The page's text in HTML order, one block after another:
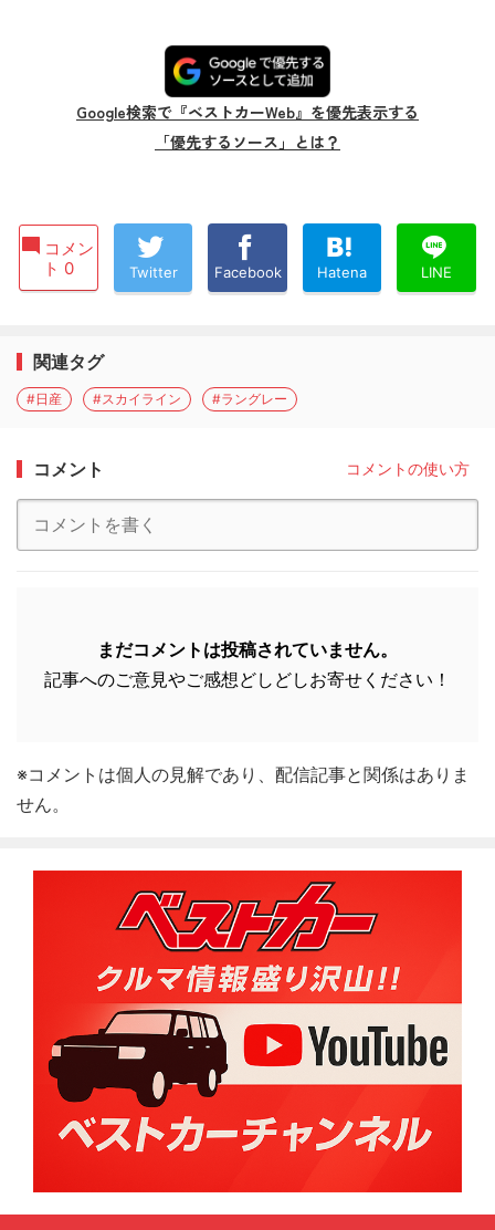
Google検索で『ベストカーWeb』を優先表示する
「優先するソース」とは？
コメン
ト 0
Twitter Facebook Hatena LINE
関連タグ
#日産 #スカイライン #ラングレー
コメント コメントの使い方
まだコメントは投稿されていません。
記事へのご意見やご感想どしどしお寄せください！
※コメントは個人の見解であり、配信記事と関係はありま
せん。